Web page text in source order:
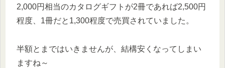
2,000円相当のカタログギフトが2冊であれば2,500円
程度、1冊だと1,300程度で売買されていました。
半額とまではいきませんが、結構安くなってしまい
ますね～